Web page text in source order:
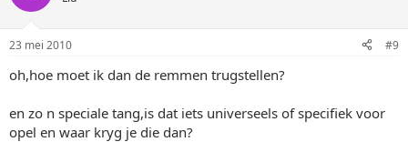
23 mei 2010 #9
oh,hoe moet ik dan de remmen trugstellen?
en zo n speciale tang,is dat iets universeels of specifiek voor
opel en waar kryg je die dan?